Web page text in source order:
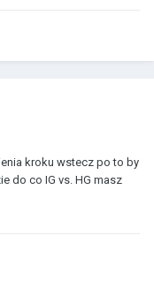
kroku wstecz po to by
do co IG vs. HG masz